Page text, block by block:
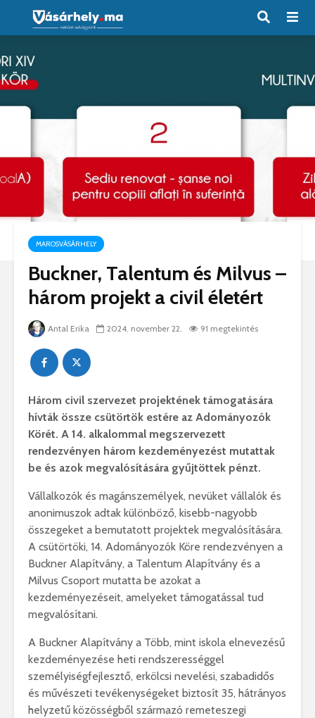
MAROSVÁSÁRHELY
Buckner, Talentum és Milvus –
három projekt a civil életért
Antal Erika 2024. november 22. 91 megtekintés
Három civil szervezet projektének támogatására
hívták össze csütörtök estére az Adományozók
Körét. A 14. alkalommal megszervezett
rendezvényen három kezdeményezést mutattak
be és azok megvalósítására gyűjtöttek pénzt.
Vállalkozók és magánszemélyek, nevüket vállalók és
anonimuszok adtak különböző, kisebb-nagyobb
összegeket a bemutatott projektek megvalósítására.
A csütörtöki, 14. Adományozók Köre rendezvényen a
Buckner Alapítvány, a Talentum Alapítvány és a
Milvus Csoport mutatta be azokat a
kezdeményezéseit, amelyeket támogatással tud
megvalósítani.
A Buckner Alapítvány a Több, mint iskola elnevezésű
kezdeményezése heti rendszerességgel
személyiségfejlesztő, erkölcsi nevelési, szabadidős
és művészeti tevékenységeket biztosít 35, hátrányos
helyzetű közösségből származó remeteszegi